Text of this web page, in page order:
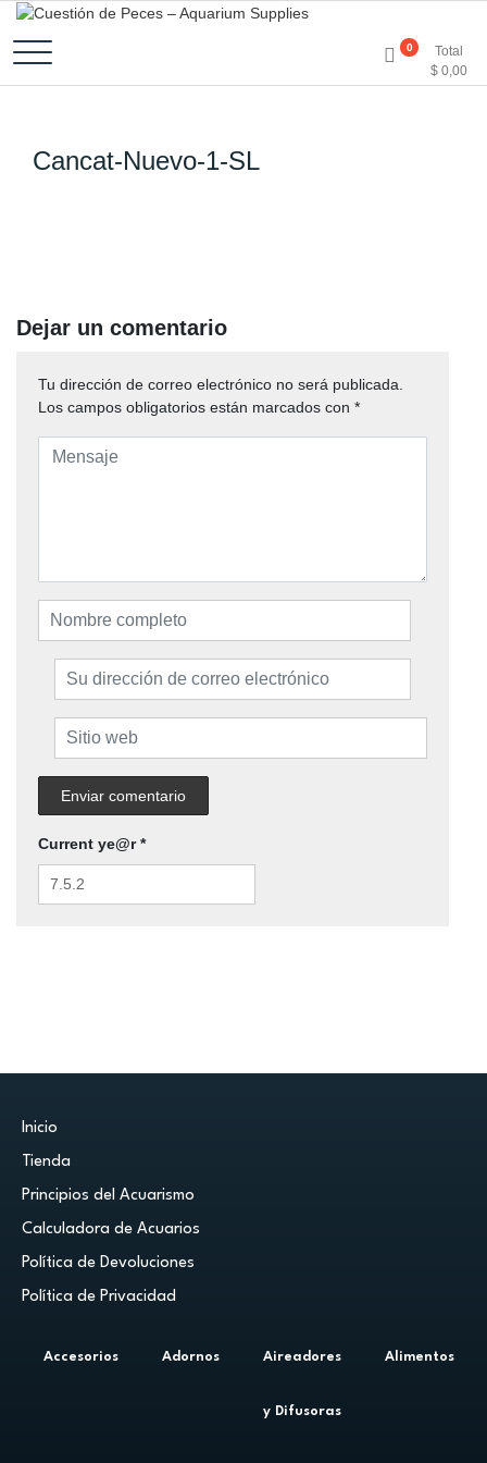
Cuestión de Peces –
Aquarium Supplies
0
Total
$ 0,00
Cancat-Nuevo-1-SL
Dejar un comentario
Tu dirección de correo electrónico no será publicada.
Los campos obligatorios están marcados con *
Current ye@r*
Inicio
Tienda
Principios del Acuarismo
Calculadora de Acuarios
Política de Devoluciones
Política de Privacidad
Accesorios Adornos Aireadores
y Difusoras
Alimentos